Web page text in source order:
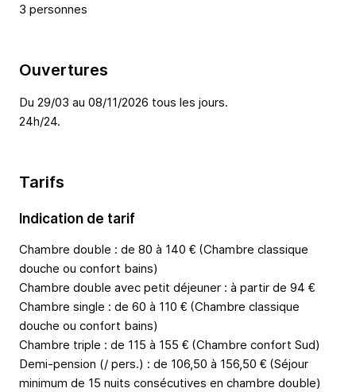
3 personnes
Ouvertures
Du 29/03 au 08/11/2026 tous les jours.
24h/24.
Tarifs
Indication de tarif
Chambre double : de 80 à 140 € (Chambre classique
douche ou confort bains)
Chambre double avec petit déjeuner : à partir de 94 €
Chambre single : de 60 à 110 € (Chambre classique
douche ou confort bains)
Chambre triple : de 115 à 155 € (Chambre confort Sud)
Demi-pension (/ pers.) : de 106,50 à 156,50 € (Séjour
minimum de 15 nuits consécutives en chambre double)